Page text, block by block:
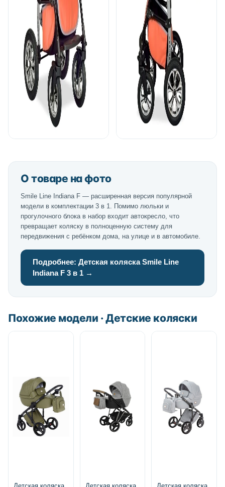
О товаре на фото
Smile Line Indiana F — расширенная версия популярной
модели в комплектации 3 в 1. Помимо люльки и
прогулочного блока в набор входит автокресло, что
превращает коляску в полноценную систему для
передвижения с ребёнком дома, на улице и в автомобиле.
Подробнее: Детская коляска Smile Line
Indiana F 3 в 1 →
Похожие модели · Детские коляски